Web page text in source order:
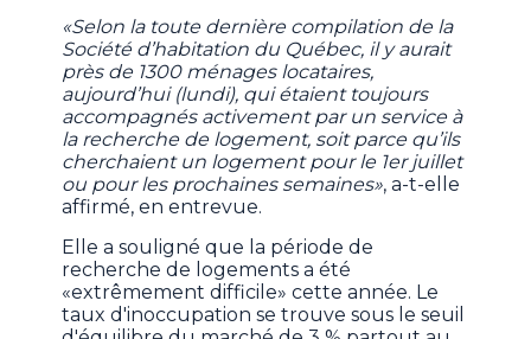
«Selon la toute dernière compilation de la
Société d’habitation du Québec, il y aurait
près de 1300 ménages locataires,
aujourd’hui (lundi), qui étaient toujours
accompagnés activement par un service à
la recherche de logement, soit parce qu’ils
cherchaient un logement pour le 1er juillet
ou pour les prochaines semaines», a-t-elle
affirmé, en entrevue.
Elle a souligné que la période de
recherche de logements a été
«extrêmement difficile» cette année. Le
taux d'inoccupation se trouve sous le seuil